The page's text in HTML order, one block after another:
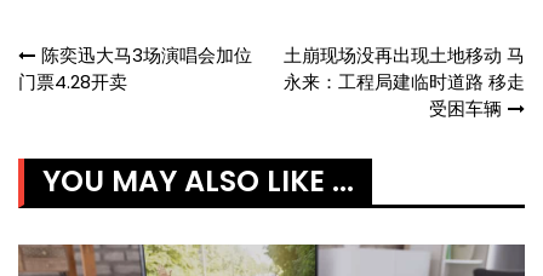
Post
陈奕迅大马3场演唱会加位
门票4.28开卖
土崩现场没再出现土地移动 马
永来：工程局建临时道路 移走
受困车辆
YOU MAY ALSO LIKE ...